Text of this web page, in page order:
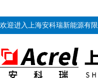
欢迎进入上海安科瑞新能源有限